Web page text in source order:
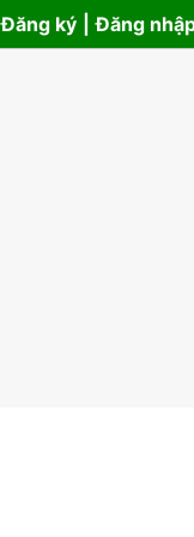
Đăng ký Đăng